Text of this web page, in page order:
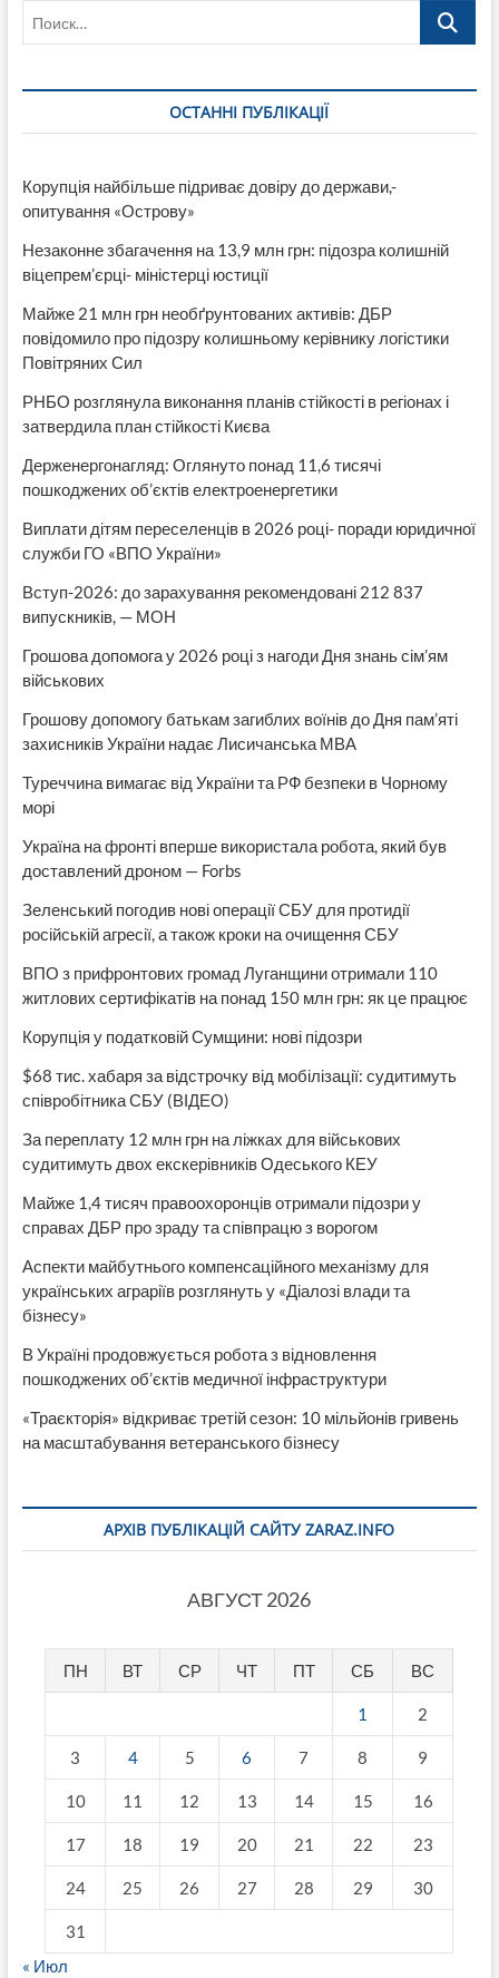
Поиск…
ОСТАННІ ПУБЛІКАЦІЇ
Корупція найбільше підриває довіру до держави,-
опитування «Острову»
Незаконне збагачення на 13,9 млн грн: підозра колишній
віцепрем’єрці- міністерці юстиції
Майже 21 млн грн необґрунтованих активів: ДБР
повідомило про підозру колишньому керівнику логістики
Повітряних Сил
РНБО розглянула виконання планів стійкості в регіонах і
затвердила план стійкості Києва
Держенергонагляд: Оглянуто понад 11,6 тисячі
пошкоджених об’єктів електроенергетики
Виплати дітям переселенців в 2026 році- поради юридичної
служби ГО «ВПО України»
Вступ-2026: до зарахування рекомендовані 212 837
випускників, — МОН
Грошова допомога у 2026 році з нагоди Дня знань сім’ям
військових
Грошову допомогу батькам загиблих воїнів до Дня пам’яті
захисників України надає Лисичанська МВА
Туреччина вимагає від України та РФ безпеки в Чорному
морі
Україна на фронті вперше використала робота, який був
доставлений дроном — Forbs
Зеленський погодив нові операції СБУ для протидії
російській агресії, а також кроки на очищення СБУ
ВПО з прифронтових громад Луганщини отримали 110
житлових сертифікатів на понад 150 млн грн: як це працює
Корупція у податковій Сумщини: нові підозри
$68 тис. хабаря за відстрочку від мобілізації: судитимуть
співробітника СБУ (ВІДЕО)
За переплату 12 млн грн на ліжках для військових
судитимуть двох екскерівників Одеського КЕУ
Майже 1,4 тисяч правоохоронців отримали підозри у
справах ДБР про зраду та співпрацю з ворогом
Аспекти майбутнього компенсаційного механізму для
українських аграріїв розглянуть у «Діалозі влади та
бізнесу»
В Україні продовжується робота з відновлення
пошкоджених об’єктів медичної інфраструктури
«Траєкторія» відкриває третій сезон: 10 мільйонів гривень
на масштабування ветеранського бізнесу
АРХІВ ПУБЛІКАЦІЙ САЙТУ ZARAZ.INFO
АВГУСТ 2026
ПН ВТ СР ЧТ ПТ СБ ВС
1 2
3 4 5 6 7 8 9
10 11 12 13 14 15 16
17 18 19 20 21 22 23
24 25 26 27 28 29 30
31
« Июл